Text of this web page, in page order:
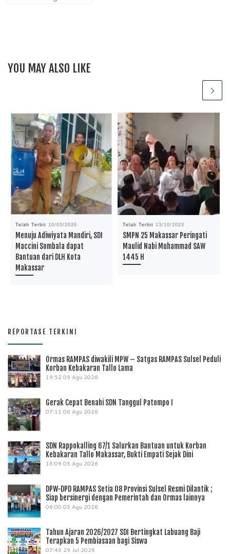
YOU MAY ALSO LIKE
Telah Terbit10/03/2026
Menuju Adiwiyata Mandiri, SDI
Maccini Sombala dapat
Bantuan dari DLH Kota
Makassar
Telah Terbit13/10/2023
SMPN 25 Makassar Peringati
Maulid Nabi Muhammad SAW
1445 H
REPORTASE TERKINI
Ormas RAMPAS diwakili MPW – Satgas RAMPAS Sulsel Peduli
Korban Kebakaran Tallo Lama
19:52 09 Agu 2026
Gerak Cepat Benahi SDN Tanggul Patompo I
07:11 06 Agu 2026
SDN Rappokalling 67/1 Salurkan Bantuan untuk Korban
Kebakaran Tallo Makassar, Bukti Empati Sejak Dini
16:09 05 Agu 2026
DPW-DPD RAMPAS Setia 08 Provinsi Sulsel Resmi Dilantik ;
Siap bersinergi dengan Pemerintah dan Ormas lainnya
06:00 03 Agu 2026
Tahun Ajaran 2026/2027 SDI Bertingkat Labuang Baji
Terapkan 5 Pembiasaan bagi Siswa
07:43 29 Jul 2026